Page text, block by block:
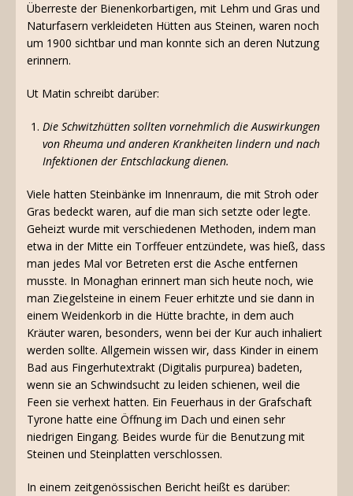
Überreste der Bienenkorbartigen, mit Lehm und Gras und
Naturfasern verkleideten Hütten aus Steinen, waren noch
um 1900 sichtbar und man konnte sich an deren Nutzung
erinnern.
Ut Matin schreibt darüber:
Die Schwitzhütten sollten vornehmlich die Auswirkungen
von Rheuma und anderen Krankheiten lindern und nach
Infektionen der Entschlackung dienen.
Viele hatten Steinbänke im Innenraum, die mit Stroh oder
Gras bedeckt waren, auf die man sich setzte oder legte.
Geheizt wurde mit verschiedenen Methoden, indem man
etwa in der Mitte ein Torffeuer entzündete, was hieß, dass
man jedes Mal vor Betreten erst die Asche entfernen
musste. In Monaghan erinnert man sich heute noch, wie
man Ziegelsteine in einem Feuer erhitzte und sie dann in
einem Weidenkorb in die Hütte brachte, in dem auch
Kräuter waren, besonders, wenn bei der Kur auch inhaliert
werden sollte. Allgemein wissen wir, dass Kinder in einem
Bad aus Fingerhutextrakt (Digitalis purpurea) badeten,
wenn sie an Schwindsucht zu leiden schienen, weil die
Feen sie verhext hatten. Ein Feuerhaus in der Grafschaft
Tyrone hatte eine Öffnung im Dach und einen sehr
niedrigen Eingang. Beides wurde für die Benutzung mit
Steinen und Steinplatten verschlossen.
In einem zeitgenössischen Bericht heißt es darüber: